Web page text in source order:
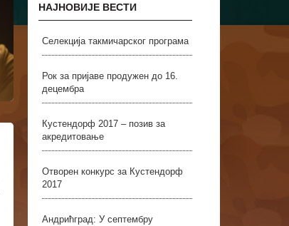
НАЈНОВИЈЕ ВЕСТИ
Селекција такмичарског програма
Рок за пријаве продужен до 16.
децембра
Кустендорф 2017 – позив за
акредитовање
Отворен конкурс за Кустендорф
2017
Андрићград: У септембру